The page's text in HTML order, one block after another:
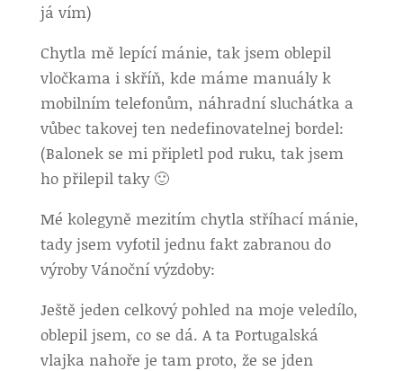
já vím)
Chytla mě lepící mánie, tak jsem oblepil
vločkama i skříň, kde máme manuály k
mobilním telefonům, náhradní sluchátka a
vůbec takovej ten nedefinovatelnej bordel:
(Balonek se mi připletl pod ruku, tak jsem
ho přilepil taky 🙂
Mé kolegyně mezitím chytla stříhací mánie,
tady jsem vyfotil jednu fakt zabranou do
výroby Vánoční výzdoby:
Ještě jeden celkový pohled na moje veledílo,
oblepil jsem, co se dá. A ta Portugalská
vlajka nahoře je tam proto, že se jden